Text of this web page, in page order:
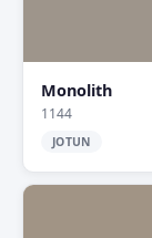
Monolith
1144
JOTUN